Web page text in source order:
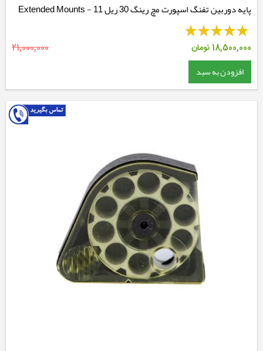
پایه دوربین تفنگ اسپورت مچ رینگ 30 ریل 11 - Extended Mounts
18,500,000 تومان 21,000,000
افزودن به سبد